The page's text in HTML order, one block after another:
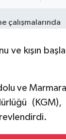
ve kışın
ve